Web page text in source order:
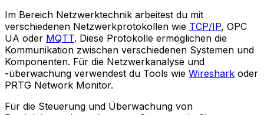
Im Bereich Netzwerktechnik arbeitest du mit
verschiedenen Netzwerkprotokollen wie TCP/IP, OPC
UA oder MQTT. Diese Protokolle ermöglichen die
Kommunikation zwischen verschiedenen Systemen und
Komponenten. Für die Netzwerkanalyse und
-überwachung verwendest du Tools wie Wireshark oder
PRTG Network Monitor.
Für die Steuerung und Überwachung von